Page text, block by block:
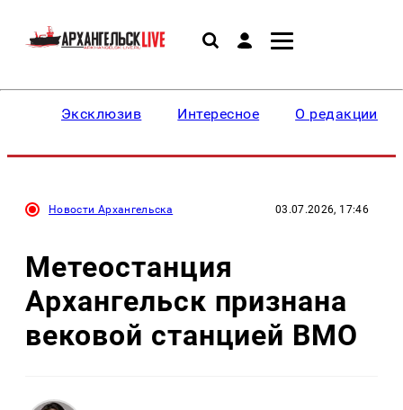
Эксклюзив Интересное О редакции
Новости Архангельска 03.07.2026, 17:46
Метеостанция
Архангельск признана
вековой станцией ВМО